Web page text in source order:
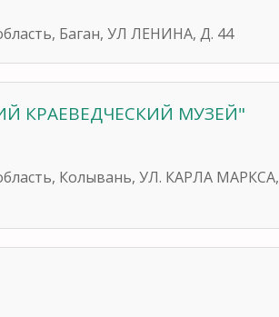
Баган, УЛ ЛЕНИНА, Д. 44
КРАЕВЕДЧЕСКИЙ МУЗЕЙ"
Колывань, УЛ. КАРЛА МАРКСА,